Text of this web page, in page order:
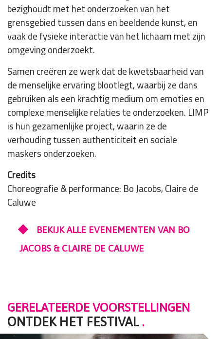
bezighoudt met het onderzoeken van het
grensgebied tussen dans en beeldende kunst, en
vaak de fysieke interactie van het lichaam met zijn
omgeving onderzoekt.
Samen creëren ze werk dat de kwetsbaarheid van
de menselijke ervaring blootlegt, waarbij ze dans
gebruiken als een krachtig medium om emoties en
complexe menselijke relaties te onderzoeken. LIMP
is hun gezamenlijke project, waarin ze de
verhouding tussen authenticiteit en sociale
maskers onderzoeken.
Credits
Choreografie & performance: Bo Jacobs, Claire de
Caluwe
BEKIJK ALLE EVENEMENTEN VAN BO
JACOBS & CLAIRE DE CALUWE
GERELATEERDE VOORSTELLINGEN
ONTDEK HET FESTIVAL .